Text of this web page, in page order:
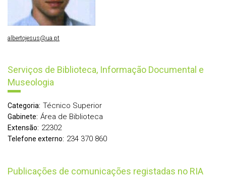
Serviços de Biblioteca, Informação Documental e
Museologia
Categoria: Técnico Superior
Gabinete: Área de Biblioteca
Extensão: 22302
Telefone externo: 234 370 860
publicações de comunicações registadas no RIA
albertojesus@ua.pt